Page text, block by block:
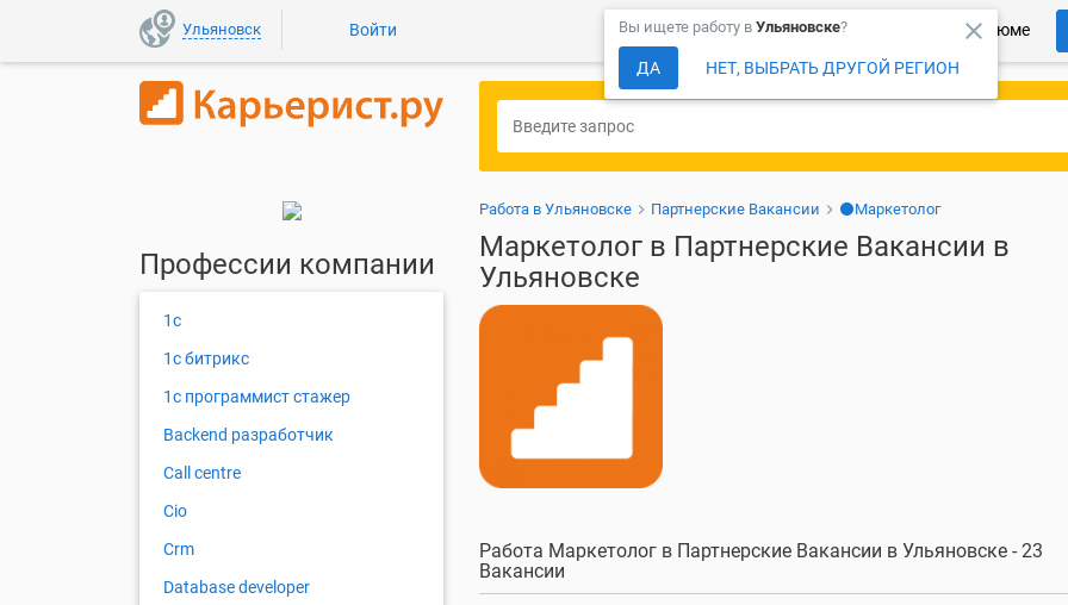
Ульяновск Войти Более 150 000 компаний ждут Ваше резюме
close
Вы ищете работу в Ульяновске?
ДА НЕТ, ВЫБРАТЬ ДРУГОЙ РЕГИОН
Работа в Ульяновске Партнерские Вакансии ⚫Маркетолог
Маркетолог в Партнерские Вакансии в
Ульяновске
Работа Маркетолог в Партнерские Вакансии в Ульяновске - 23
Вакансии
Профессии компании
1с
1с битрикс
1с программист стажер
Backend разработчик
Call centre
Cio
Crm
Database developer